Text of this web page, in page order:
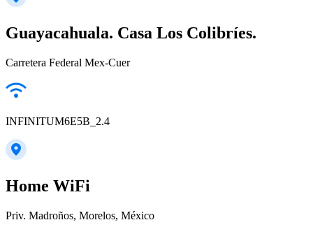
Guayacahuala. Casa Los Colibríes.
Carretera Federal Mex-Cuer
INFINITUM6E5B_2.4
Home WiFi
Priv. Madroños, Morelos, México